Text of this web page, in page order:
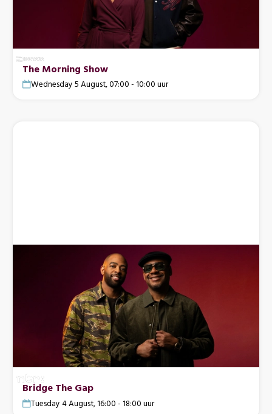
The Morning Show
Wednesday 5 August, 07:00 - 10:00 uur
Bridge The Gap
Tuesday 4 August, 16:00 - 18:00 uur